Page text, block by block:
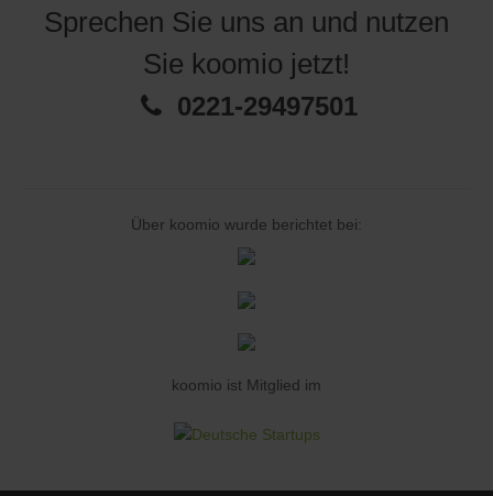
Sprechen Sie uns an und nutzen
Sie koomio jetzt!
0221-29497501
Über koomio wurde berichtet bei:
koomio ist Mitglied im